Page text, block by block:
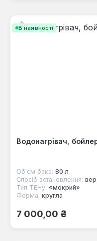
В наявності
Водонагрівач,
Об'єм бака: 80 л
Спосіб встановлення:
Тип ТЕНу: «мокрий»
Форма: кругла
Звичайна ціна:
7 000,00 ₴